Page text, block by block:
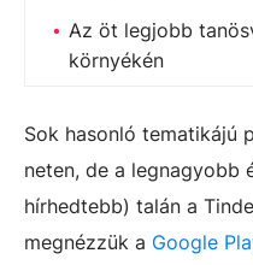
Az öt legjobb
környékén
Sok hasonló tematikájú
neten, de a legnagyobb
hírhedtebb) talán a
megnézzük a Google